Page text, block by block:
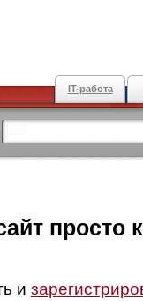
IT-работа
просто
и